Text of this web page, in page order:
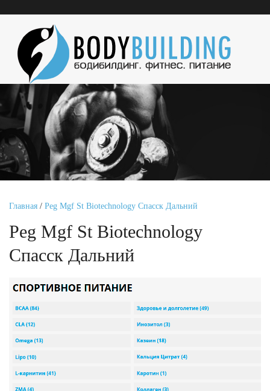
Главная / Peg Mgf St Biotechnology Спасск Дальний
Peg Mgf St Biotechnology
Спасск Дальний